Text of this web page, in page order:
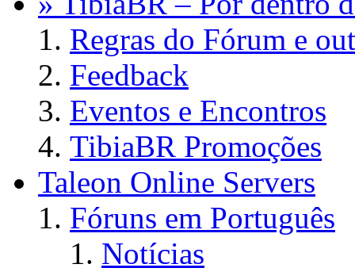
Regras do Fórum e
Feedback
Eventos e Encontros
TibiaBR Promoções
Taleon Online Servers
Fóruns em Português
Notícias